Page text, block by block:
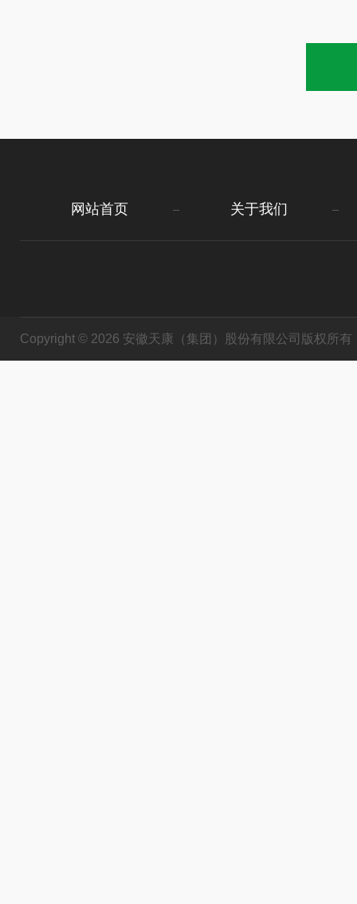
网站首页 关于我们
Copyright © 2026 安徽天康（集团）股份有限公司版权所有